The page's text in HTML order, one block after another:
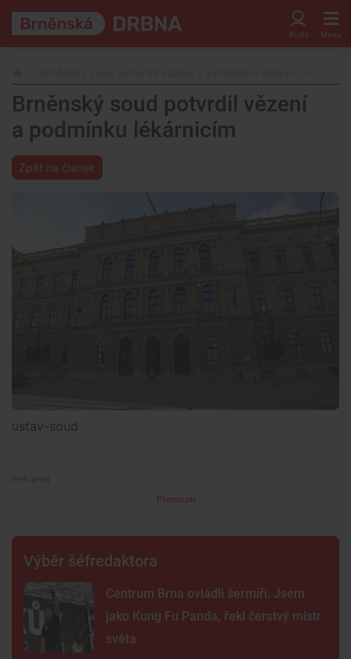
Brněnský soud potvrdil vězení
a podmínku lékárnicím
Zpět na článek
ustav-soud
Premium
Výběr šéfredaktora
Centrum Brna ovládli šermíři. Jsem
jako Kung Fu Panda, řekl čerstvý mistr
světa